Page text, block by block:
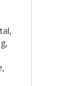
,
,
,